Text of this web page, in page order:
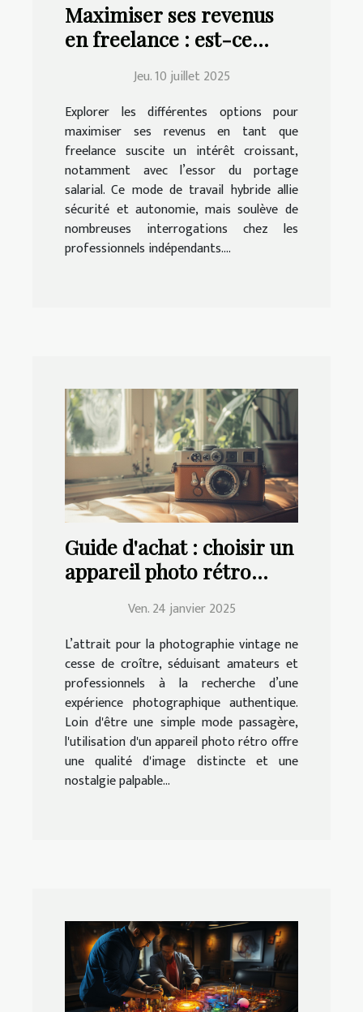
Maximiser ses revenus
en freelance : est-ce
salarial ?Jeu. 10 juillet 2025
Explorer les différentes options pour
maximiser ses revenus en tant que
freelance suscite un intérêt croissant,
notamment avec l’essor du portage
salarial. Ce mode de travail hybride allie
sécurité et autonomie, mais soulève de
nombreuses interrogations chez les
professionnels indépendants....
Guide d'achat : choisir un
appareil photo rétro
Ven. 24 janvier 2025
L’attrait pour la photographie vintage ne
cesse de croître, séduisant amateurs et
professionnels à la recherche d’une
expérience photographique authentique.
Loin d'être une simple mode passagère,
l'utilisation d'un appareil photo rétro offre
une qualité d'image distincte et une
nostalgie palpable...